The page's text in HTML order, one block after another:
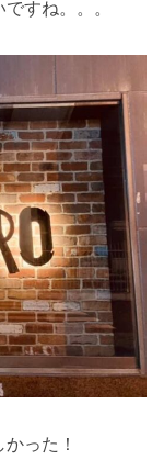
すね。。。
った！